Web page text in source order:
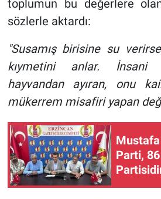
toplumun bu değerlere
sözlerle aktardı:
"Susamış birisine su
kıymetini anlar. İnsani
hayvandan ayıran, onu
mükerrem misafiri yapan
Mustafa
Parti,